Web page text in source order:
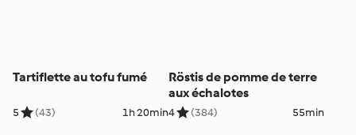
Tartiflette au tofu fumé
5 (43) 1h 20min
Röstis de pomme de terre
aux échalotes
4 (384) 55min